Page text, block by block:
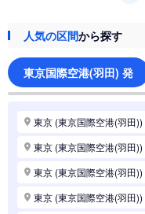
人気の区間から探す
東京国際空港(羽田) 発
東京 (東京国際空港(羽田))
東京 (東京国際空港(羽田))
東京 (東京国際空港(羽田))
東京 (東京国際空港(羽田))